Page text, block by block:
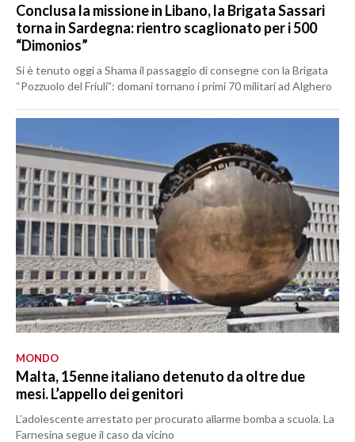
Conclusa la missione in Libano, la Brigata Sassari
torna in Sardegna: rientro scaglionato per i 500
“Dimonios”
Si è tenuto oggi a Shama il passaggio di consegne con la Brigata
“Pozzuolo del Friuli”: domani tornano i primi 70 militari ad Alghero
MONDO
Malta, 15enne italiano detenuto da oltre due
mesi. L’appello dei genitori
L’adolescente arrestato per procurato allarme bomba a scuola. La
Farnesina segue il caso da vicino